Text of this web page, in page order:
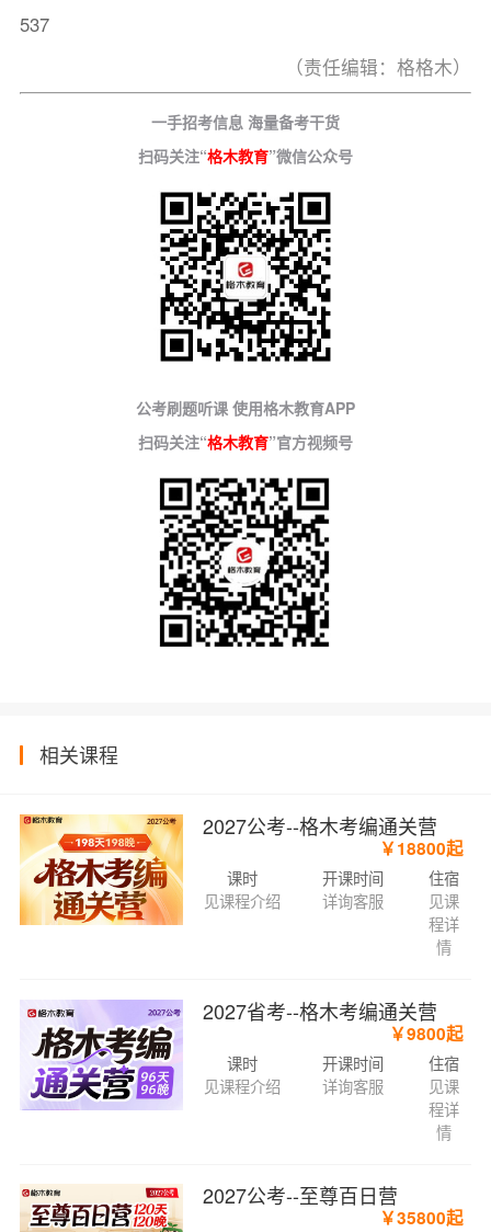
537
（责任编辑：格格木）
一手招考信息 海量备考干货
扫码关注“格木教育”微信公众号
公考刷题听课 使用格木教育APP
扫码关注“格木教育”官方视频号
相关课程
2027公考--格木考编通关营
￥18800起
课时
见课程介绍
开课时间
详询客服
住宿
见课
程详
情
2027省考--格木考编通关营
￥9800起
课时
见课程介绍
开课时间
详询客服
住宿
见课
程详
情
2027公考--至尊百日营
￥35800起